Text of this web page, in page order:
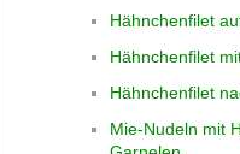
Hähnchenfilet
Hähnchenfilet
Hähnchenfilet
Mie-Nudeln mit